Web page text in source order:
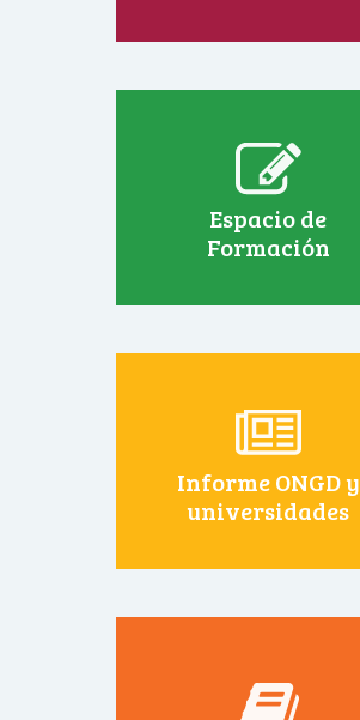
Espacio de
Formación
Informe ONGD y
universidades